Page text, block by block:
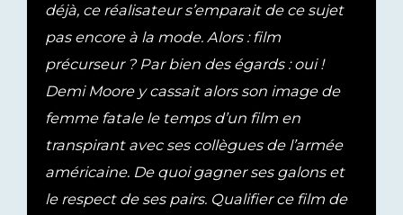
déjà, ce réalisateur s’emparait de ce sujet
pas encore à la mode. Alors : film
précurseur ? Par bien des égards : oui !
Demi Moore y cassait alors son image de
femme fatale le temps d’un film en
transpirant avec ses collègues de l’armée
américaine. De quoi gagner ses galons et
le respect de ses pairs. Qualifier ce film de